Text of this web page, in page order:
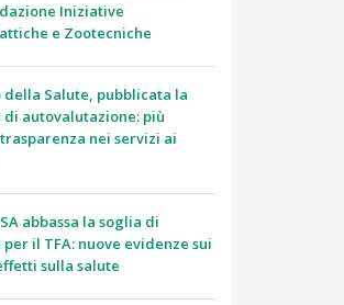
Iniziative
e Zootecniche
Salute, pubblicata la
autovalutazione: più
nei servizi ai
abbassa la soglia di
il TFA: nuove evidenze sui
sulla salute